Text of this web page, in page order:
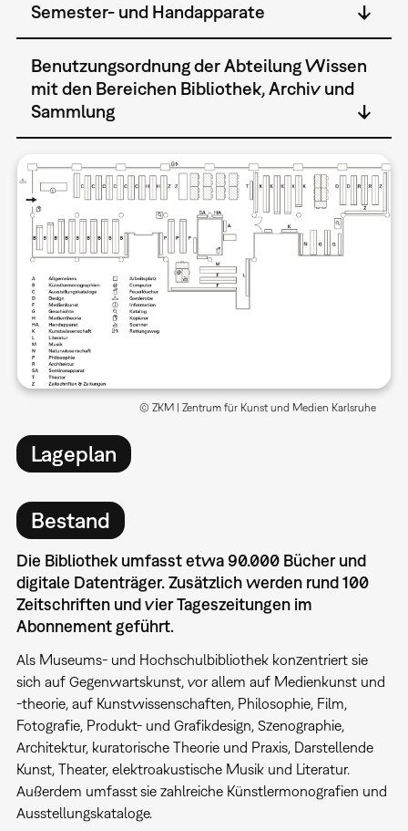
Semester- und Handapparate
Benutzungsordnung der Abteilung Wissen
mit den Bereichen Bibliothek, Archiv und
Sammlung
Lageplan
© ZKM | Zentrum für Kunst und Medien Karlsruhe
Bestand
Die Bibliothek umfasst etwa 90.000 Bücher und
digitale Datenträger. Zusätzlich werden rund 100
Zeitschriften und vier Tageszeitungen im
Abonnement geführt.
Als Museums- und Hochschulbibliothek konzentriert sie
sich auf Gegenwartskunst, vor allem auf Medienkunst und
-theorie, auf Kunstwissenschaften, Philosophie, Film,
Fotografie, Produkt- und Grafikdesign, Szenographie,
Architektur, kuratorische Theorie und Praxis, Darstellende
Kunst, Theater, elektroakustische Musik und Literatur.
Außerdem umfasstsie zahlreiche Künstlermonografien und
Ausstellungskataloge.